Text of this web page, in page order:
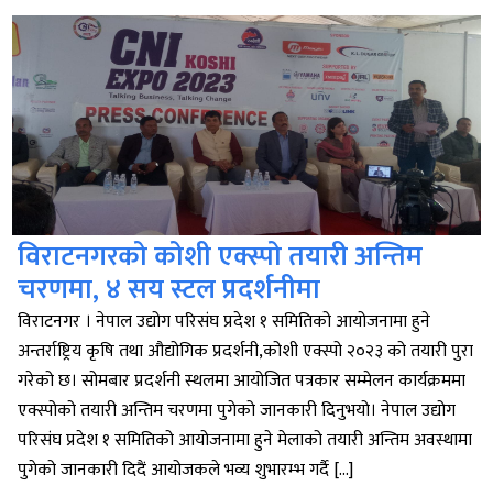
विराटनगरको कोशी एक्स्पो तयारी अन्तिम
चरणमा, ४ सय स्टल प्रदर्शनीमा
विराटनगर । नेपाल उद्योग परिसंघ प्रदेश १ समितिको आयोजनामा हुने
अन्तर्राष्ट्रिय कृषि तथा औद्योगिक प्रदर्शनी,कोशी एक्स्पो २०२३ को तयारी पुरा
गरेको छ। सोमबार प्रदर्शनी स्थलमा आयोजित पत्रकार सम्मेलन कार्यक्रममा
एक्स्पोको तयारी अन्तिम चरणमा पुगेको जानकारी दिनुभयो। नेपाल उद्योग
परिसंघ प्रदेश १ समितिको आयोजनामा हुने मेलाको तयारी अन्तिम अवस्थामा
पुगेको जानकारी दिदैं आयोजकले भव्य शुभारम्भ गर्दै […]